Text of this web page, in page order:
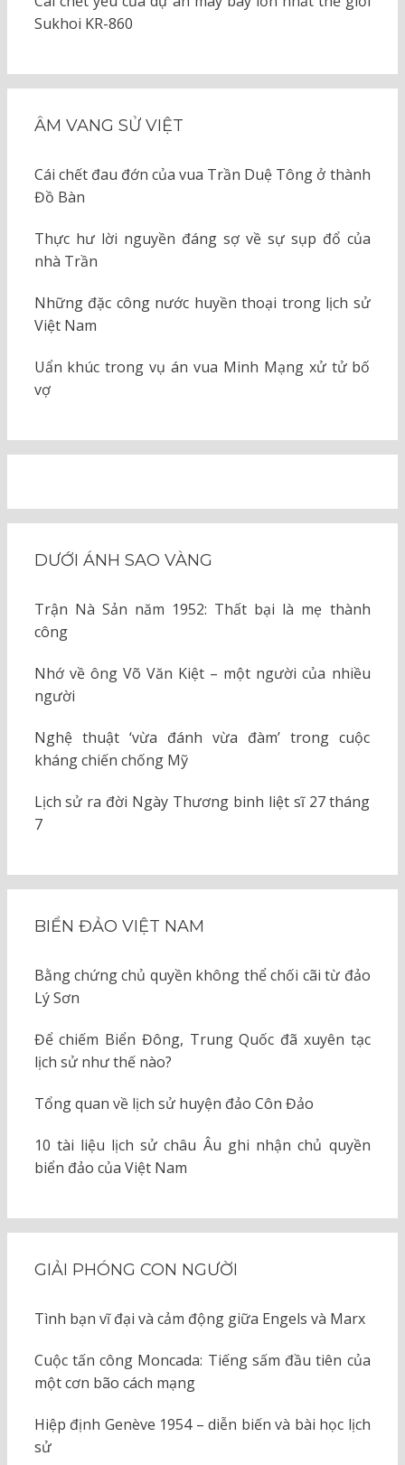
Sukhoi KR-860
ÂM VANG SỬ VIỆT
Cái chết đau đớn của vua Trần Duệ Tông ở thành
Đồ Bàn
Thực hư lời nguyền đáng sợ về sự sụp đổ của
nhà Trần
Những đặc công nước huyền thoại trong lịch sử
Việt Nam
Uẩn khúc trong vụ án vua Minh Mạng xử tử bố
vợ
DƯỚI ÁNH SAO VÀNG
Trận Nà Sản năm 1952: Thất bại là mẹ thành
công
Nhớ về ông Võ Văn Kiệt – một người của nhiều
người
Nghệ thuật ‘vừa đánh vừa đàm’ trong cuộc
kháng chiến chống Mỹ
Lịch sử ra đời Ngày Thương binh liệt sĩ 27 tháng
7
BIỂN ĐẢO VIỆT NAM
Bằng chứng chủ quyền không thể chối cãi từ đảo
Lý Sơn
Để chiếm Biển Đông, Trung Quốc đã xuyên tạc
lịch sử như thế nào?
Tổng quan về lịch sử huyện đảo Côn Đảo
10 tài liệu lịch sử châu Âu ghi nhận chủ quyền
biển đảo của Việt Nam
GIẢI PHÓNG CON NGƯỜI
Tình bạn vĩ đại và cảm động giữa Engels và Marx
Cuộc tấn công Moncada: Tiếng sấm đầu tiên của
một cơn bão cách mạng
Hiệp định Genève 1954 – diễn biến và bài học lịch
sử